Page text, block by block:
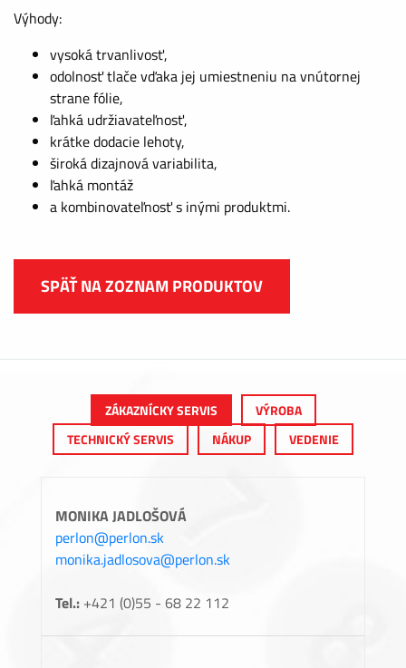
Výhody:
vysoká trvanlivosť,
odolnosť tlače vďaka jej umiestneniu na vnútornej
strane fólie,
ľahká udržiavateľnosť,
krátke dodacie lehoty,
široká dizajnová variabilita,
ľahká montáž
a kombinovateľnosť s inými produktmi.
SPÄŤ NA ZOZNAM PRODUKTOV
ZÁKAZNÍCKY SERVIS
VÝROBA
TECHNICKÝ SERVIS
NÁKUP VEDENIE
MONIKA JADLOŠOVÁ
perlon@perlon.sk
monika.jadlosova@perlon.sk
Tel.: +421 (0)55 - 68 22 112